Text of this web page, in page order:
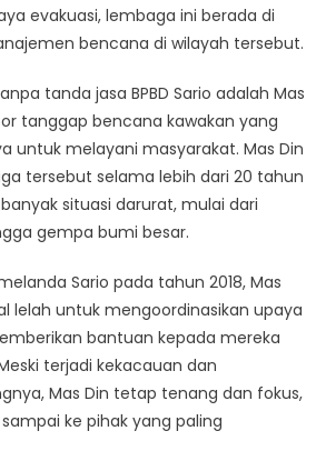
evakuasi, lembaga ini berada di
bencana di wilayah tersebut.
tanda jasa BPBD Sario adalah Mas
tanggap bencana kawakan yang
untuk melayani masyarakat. Mas Din
tersebut selama lebih dari 20 tahun
situasi darurat, mulai dari
gempa bumi besar.
Sario pada tahun 2018, Mas
lelah untuk mengoordinasikan upaya
bantuan kepada mereka
terjadi kekacauan dan
Mas Din tetap tenang dan fokus,
ke pihak yang paling